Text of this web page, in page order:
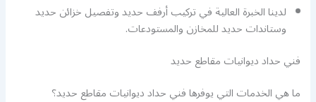
لدينا الخبرة العالية في تركيب أرفف حديد وتفصيل خزائن حديد
وستاندات حديد للمخازن والمستودعات.
فني حداد ديوانيات مقاطع حديد
ما هي الخدمات التي يوفرها فني حداد ديوانيات مقاطع حديد؟